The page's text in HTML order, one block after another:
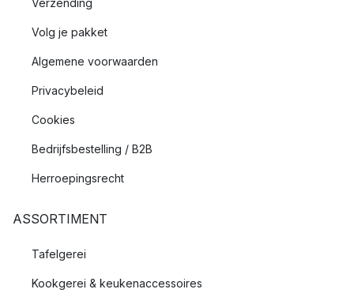
Verzending
Volg je pakket
Algemene voorwaarden
Privacybeleid
Cookies
Bedrijfsbestelling / B2B
Herroepingsrecht
ASSORTIMENT
Tafelgerei
Kookgerei & keukenaccessoires